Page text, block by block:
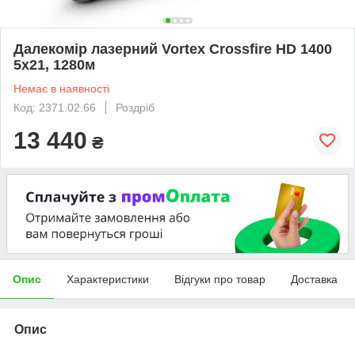
Далекомір лазерний Vortex Crossfire HD 1400
5х21, 1280м
Немає в наявності
Код: 2371.02.66
Роздріб
13 440 ₴
Опис Характеристики Відгуки про товар Доставка
Опис